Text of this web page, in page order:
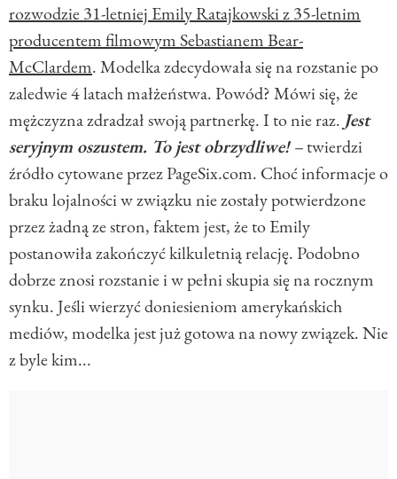
rozwodzie 31-letniej Emily Ratajkowski z 35-letnim
producentem filmowym Sebastianem Bear-
McClardem. Modelka zdecydowała się na rozstanie po
zaledwie 4 latach małżeństwa. Powód? Mówi się, że
mężczyzna zdradzał swoją partnerkę. I to nie raz. Jest
seryjnym oszustem. To jest obrzydliwe!–twierdzi
źródło cytowane przez PageSix.com. Choć informacje o
braku lojalności w związku nie zostały potwierdzone
przez żadną ze stron, faktem jest, że to Emily
postanowiła zakończyć kilkuletnią relację. Podobno
dobrze znosi rozstanie i w pełni skupia się na rocznym
synku. Jeśli wierzyć doniesieniom amerykańskich
mediów, modelka jest już gotowa na nowy związek. Nie
z byle kim...